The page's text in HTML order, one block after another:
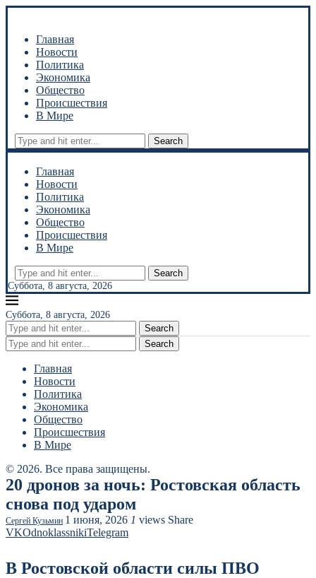
Главная
Новости
Политика
Экономика
Общество
Происшествия
В Мире
Search
Главная
Новости
Политика
Экономика
Общество
Происшествия
В Мире
Search
Суббота, 8 августа, 2026
Суббота, 8 августа, 2026
Search
Search
Главная
Новости
Политика
Экономика
Общество
Происшествия
В Мире
© 2026. Все права защищены.
20 дронов за ночь: Ростовская область
снова под ударом
Сергей Кузьмин 1 июня, 2026 1 views Share
VKOdnoklassnikiTelegram
В Ростовской области силы ПВО